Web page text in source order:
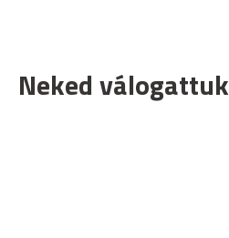
Neked válogattuk